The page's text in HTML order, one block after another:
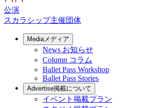
公演
スカラシップ主催団体
Mediaメディア
News お知らせ
Column コラム
Ballet Pass Workshop
Ballet Pass Stories
Advertise掲載について
イベント掲載プラン